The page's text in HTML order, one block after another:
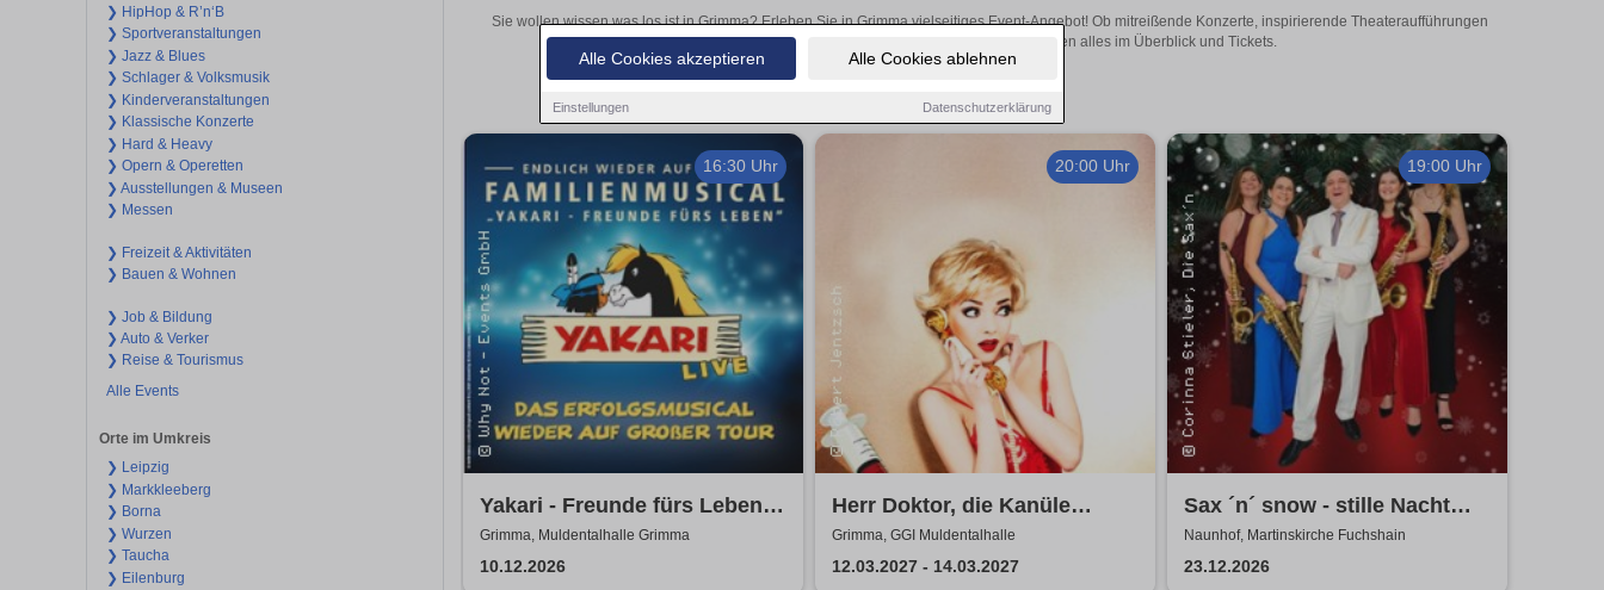
Alle Cookies akzeptieren Alle Cookies ablehnen
Einstellungen Datenschutzerklärung
❯ HipHop & R’n‘B
❯ Sportveranstaltungen
❯ Jazz & Blues
❯ Schlager & Volksmusik
❯ Kinderveranstaltungen
❯ Klassische Konzerte
❯ Hard & Heavy
❯ Opern & Operetten
❯ Ausstellungen & Museen
❯ Messen
❯ Freizeit & Aktivitäten
❯ Bauen & Wohnen
❯ Job & Bildung
❯ Auto & Verker
❯ Reise & Tourismus
Alle Events
Orte im Umkreis
❯ Leipzig
❯ Markkleeberg
❯ Borna
❯ Wurzen
❯ Taucha
❯ Eilenburg
Sie wollen wissen was los ist in Grimma? Erleben Sie in Grimma vielseitiges Event-Angebot! Ob mitreißende Konzerte, inspirierende Theateraufführungen
oder aufregende Veranstaltungen in Grimma – hier finden alles im Überblick und Tickets.
16:30 Uhr
Yakari - Freunde fürs Leben -
Das Musical für die ganze
Familie
Grimma, Muldentalhalle Grimma
10.12.2026
20:00 Uhr
Herr Doktor, die Kanüle
klemmt
Grimma, GGI Muldentalhalle
12.03.2027 - 14.03.2027
19:00 Uhr
Sax ´n´ snow - stille Nacht
war gestern
Naunhof, Martinskirche Fuchshain
23.12.2026